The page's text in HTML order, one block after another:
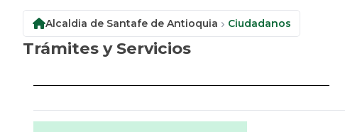
Alcaldia de Santafe de Antioquia Ciudadanos
Trámites y Servicios